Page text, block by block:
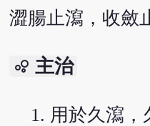
澀腸止瀉，收斂
bubble_chart 主治
用於久瀉